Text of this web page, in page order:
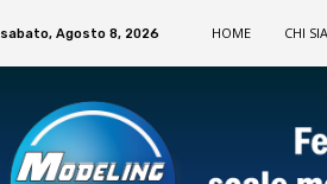
sabato, Agosto 8, 2026 HOME CHI